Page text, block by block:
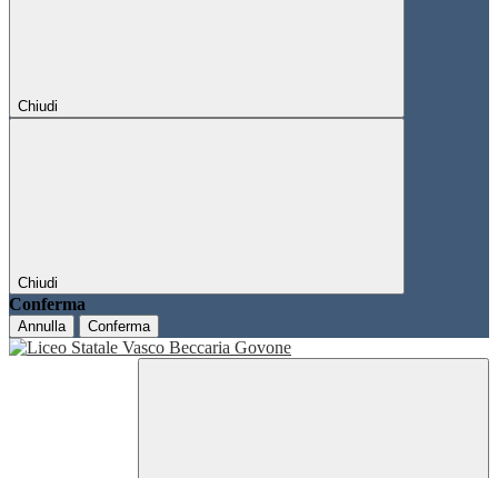
Chiudi
Chiudi
Conferma
Annulla Conferma